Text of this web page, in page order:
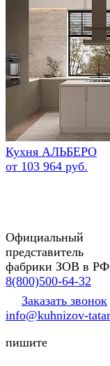
Кухня АЛЬБЕРО
от 103 964 руб.
Официальный
представитель
фабрики ЗОВ в РФ
8(800)500-64-32
Заказать звонок
info@kuhnizov-
пишите